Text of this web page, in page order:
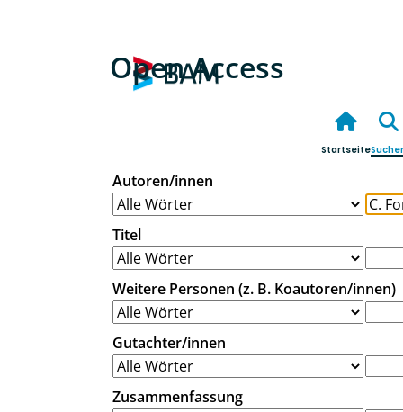
Open Access
Startseite
Autoren/innen
Titel
Weitere Personen (z. B. Koautoren/innen)
Gutachter/innen
Zusammenfassung